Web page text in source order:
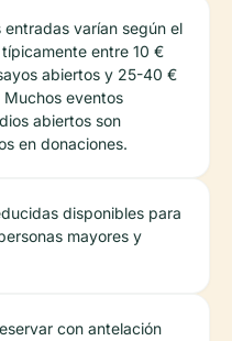
entradas varían según el
entre 10 €
abiertos y 25-40 €
eventos
abiertos son
en donaciones.
disponibles para
mayores y
con antelación